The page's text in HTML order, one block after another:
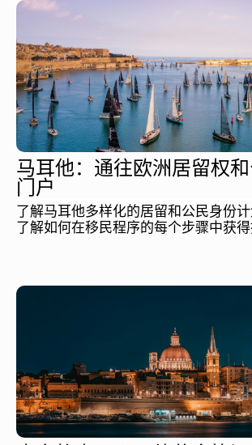
马耳他：通往欧洲居留权
门户
了解马耳他多样化的居留和公民身份
了解如何在移民程序的每个步骤中获得